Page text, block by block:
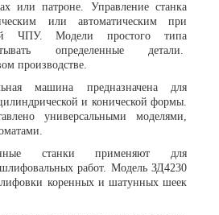
или патроне. Управление станка
или автоматическим при
ЧПУ. Модели простого типа
определенные детали.
производстве.
машина предназначена для
и конической формы.
универсальными моделями,
станки применяют для
работ. Модель ЗД4230
коренных и шатунных шеек